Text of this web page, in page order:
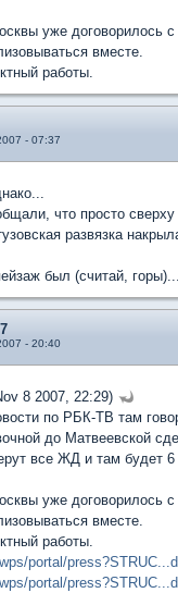
уже договорилось
вместе.
работы.
- 07:37
что просто
развязка
был (считай, горы)...
- 20:40
8 2007, 22:29)
по РБК-ТВ там
до Матвеевской
все ЖД и там будет
уже договорилось
вместе.
работы.
portal/
portal/